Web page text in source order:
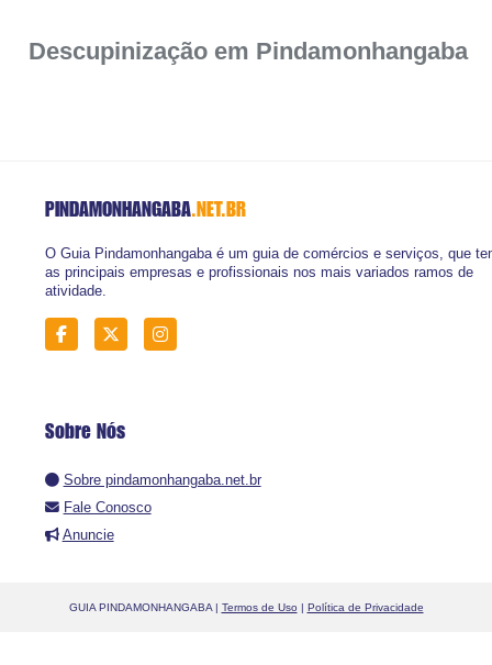
Descupinização em Pindamonhangaba
PINDAMONHANGABA.NET.BR
O Guia Pindamonhangaba é um guia de comércios e serviços, que
as principais empresas e profissionais nos mais variados ramos de
atividade.
Sobre Nós
Sobre pindamonhangaba.net.br
Fale Conosco
Anuncie
GUIA PINDAMONHANGABA | Termos de Uso | Política de Privacidade